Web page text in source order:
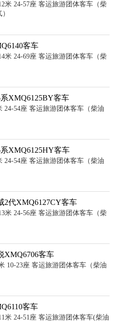
米 24-57座 客运旅游团体客车（柴
客车
米 24-69座 客运旅游团体客车（柴
XMQ6125BY客车
24-54座 客运旅游团体客车（柴油
XMQ6125HY客车
24-54座 客运旅游团体客车（柴油
2代XMQ6127CY客车
米 24-56座 客运旅游团体客车（柴
XMQ6706客车
10-23座 客运旅游团体客车（柴油
客车
米 24-51座 客运旅游团体客车(柴油